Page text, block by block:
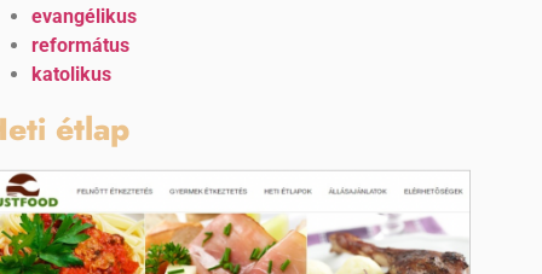
evangélikus
református
katolikus
étlap